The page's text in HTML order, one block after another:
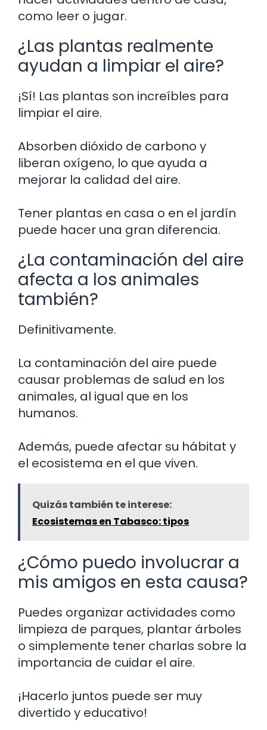
como leer o jugar.
¿Las plantas realmente
ayudan a limpiar el aire?
¡Sí! Las plantas son increíbles para
limpiar el aire.
Absorben dióxido de carbono y
liberan oxígeno, lo que ayuda a
mejorar la calidad del aire.
Tener plantas en casa o en el jardín
puede hacer una gran diferencia.
¿La contaminación del aire
afecta a los animales
también?
Definitivamente.
La contaminación del aire puede
causar problemas de salud en los
animales, al igual que en los
humanos.
Además, puede afectar su hábitat y
el ecosistema en el que viven.
Quizás también te interese:
Ecosistemas en Tabasco: tipos
¿Cómo puedo involucrar a
mis amigos en esta causa?
Puedes organizar actividades como
limpieza de parques, plantar árboles
o simplemente tener charlas sobre la
importancia de cuidar el aire.
¡Hacerlo juntos puede ser muy
divertido y educativo!